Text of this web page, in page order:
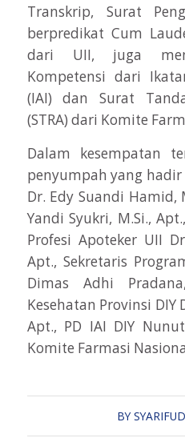
Transkrip, Surat
berpredikat Cum
dari UII, juga
Kompetensi dari
(IAI) dan Surat
(STRA) dari Komite
Dalam kesempatan
penyumpah yang hadir
Dr. Edy Suandi Hamid,
Yandi Syukri, M.Si.,
Profesi Apoteker UII
Apt., Sekretaris
Dimas Adhi
Kesehatan Provinsi DIY
Apt., PD IAI DIY
Komite Farmasi
BY